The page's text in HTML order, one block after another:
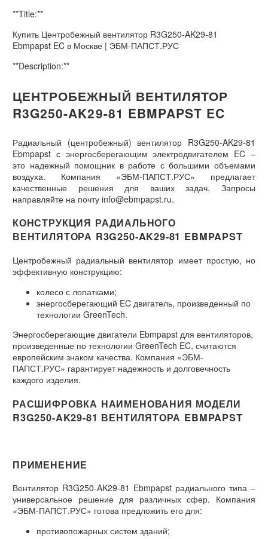
**Title:**
Купить Центробежный вентилятор R3G250-AK29-81
Ebmpapst EC в Москве | ЭБМ-ПАПСТ.РУС
**Description:**
ЦЕНТРОБЕЖНЫЙ ВЕНТИЛЯТОР
R3G250-AK29-81 EBMPAPST EC
Радиальный (центробежный) вентилятор R3G250-AK29-81
Ebmpapst с энергосберегающим электродвигателем EC –
это надежный помощник в работе с большими объемами
воздуха. Компания «ЭБМ-ПАПСТ.РУС» предлагает
качественные решения для ваших задач. Запросы
направляйте на почту info@ebmpapst.ru.
КОНСТРУКЦИЯ РАДИАЛЬНОГО
ВЕНТИЛЯТОРА R3G250-AK29-81 EBMPAPST
Центробежный радиальный вентилятор имеет простую, но
эффективную конструкцию:
колесо с лопатками;
энергосберегающий EC двигатель, произведенный по
технологии GreenTech.
Энергосберегающие двигатели Ebmpapst для вентиляторов,
произведенные по технологии GreenTech EC, считаются
европейским знаком качества. Компания «ЭБМ-
ПАПСТ.РУС» гарантирует надежность и долговечность
каждого изделия.
РАСШИФРОВКА НАИМЕНОВАНИЯ МОДЕЛИ
R3G250-AK29-81 ВЕНТИЛЯТОРА EBMPAPST
ПРИМЕНЕНИЕ
Вентилятор R3G250-AK29-81 Ebmpapst радиального типа –
универсальное решение для различных сфер. Компания
«ЭБМ-ПАПСТ.РУС» готова предложить его для:
противопожарных систем зданий;